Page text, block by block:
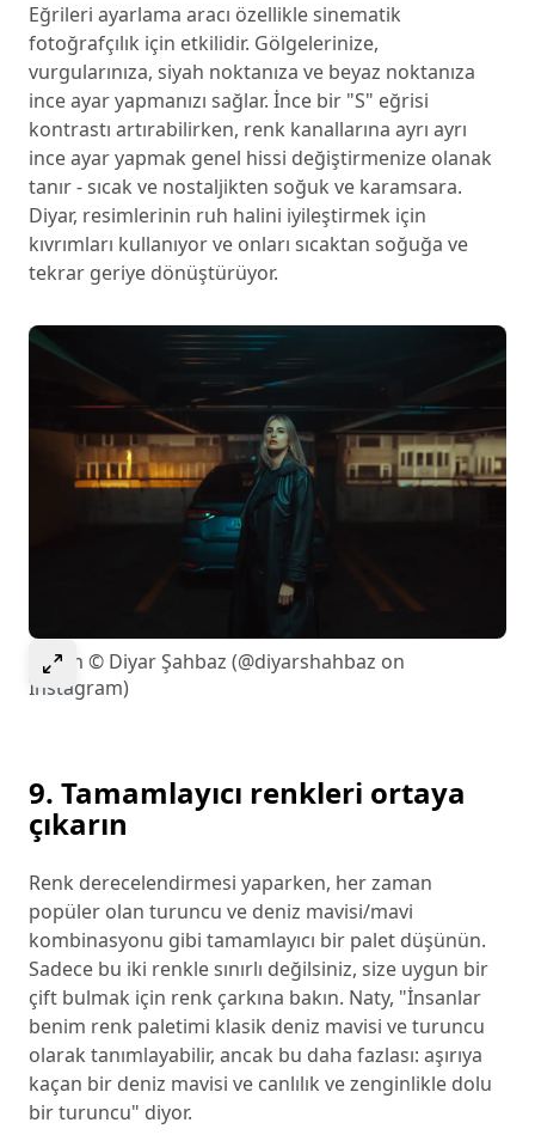
Eğrileri ayarlama aracı özellikle sinematik
fotoğrafçılık için etkilidir. Gölgelerinize,
vurgularınıza, siyah noktanıza ve beyaz noktanıza
ince ayar yapmanızı sağlar. İnce bir "S" eğrisi
kontrastı artırabilirken, renk kanallarına ayrı ayrı
ince ayar yapmak genel hissi değiştirmenize olanak
tanır - sıcak ve nostaljikten soğuk ve karamsara.
Diyar, resimlerinin ruh halini iyileştirmek için
kıvrımları kullanıyor ve onları sıcaktan soğuğa ve
tekrar geriye dönüştürüyor.
Select to expand image
Resim © Diyar Şahbaz (@diyarshahbaz on
Instagram)
9. Tamamlayıcı renkleri ortaya
çıkarın
Renk derecelendirmesi yaparken, her zaman
popüler olan turuncu ve deniz mavisi/mavi
kombinasyonu gibi tamamlayıcı bir palet düşünün.
Sadece bu iki renkle sınırlı değilsiniz, size uygun bir
çift bulmak için renk çarkına bakın. Naty, "İnsanlar
benim renk paletimi klasik deniz mavisi ve turuncu
olarak tanımlayabilir, ancak bu daha fazlası: aşırıya
kaçan bir deniz mavisi ve canlılık ve zenginlikle dolu
bir turuncu" diyor.